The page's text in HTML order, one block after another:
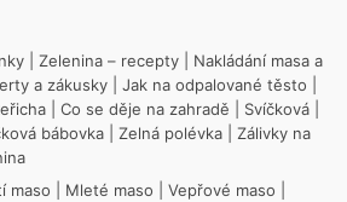
Zelenina – recepty
Nakládání masa a
a zákusky Jak na odpalované těsto
Co se děje na zahradě Svíčková
bábovka Zelná polévka
Zálivky na
maso Mleté maso Vepřové maso